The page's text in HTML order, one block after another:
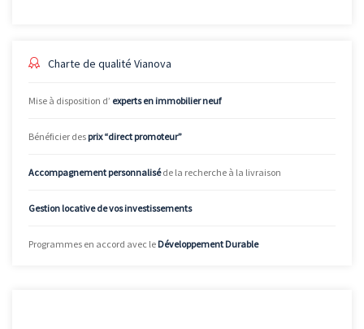
Charte de qualité Vianova
Mise à disposition d’ experts en immobilier neuf
Bénéficier des prix “direct promoteur”
Accompagnement personnaliséde la recherche à la livraison
Gestion locative de vos investissements
Programmes en accord avec le Développement Durable